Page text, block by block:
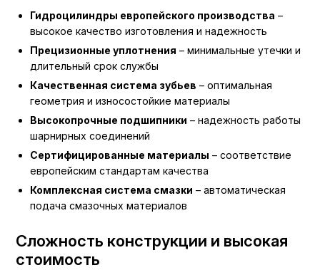
Гидроцилиндры европейского производства –
высокое качество изготовления и надежность
Прецизионные уплотнения – минимальные утечки и
длительный срок службы
Качественная система зубьев – оптимальная
геометрия и износостойкие материалы
Высокопрочные подшипники – надежность работы
шарнирных соединений
Сертифицированные материалы – соответствие
европейским стандартам качества
Комплексная система смазки – автоматическая
подача смазочных материалов
Сложность конструкции и высокая
стоимость